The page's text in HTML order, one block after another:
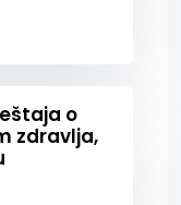
o
zdravlja,